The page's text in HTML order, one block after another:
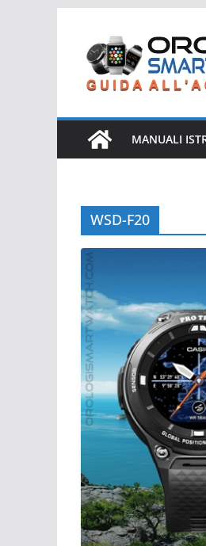
contenuto
MANUALI
WSD-F20